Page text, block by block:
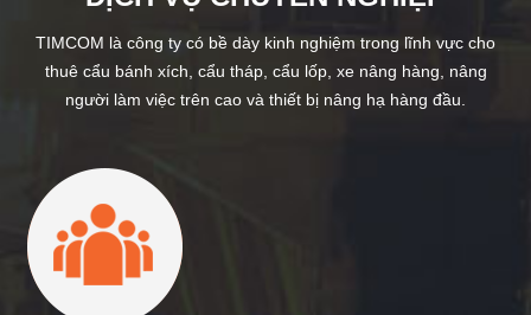
TIMCOM là công ty có bề dày kinh nghiệm trong lĩnh vực cho
thuê cẩu bánh xích, cẩu tháp, cẩu lốp, xe nâng hàng, nâng
người làm việc trên cao và thiết bị nâng hạ hàng đầu.